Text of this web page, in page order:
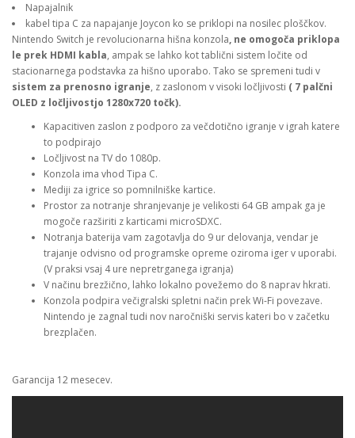
Napajalnik
kabel tipa C za napajanje Joycon ko se priklopi na nosilec ploščkov.
Nintendo Switch je revolucionarna hišna konzola, ne omogoča priklopa
le prek HDMI kabla, ampak se lahko kot tablični sistem ločite od
stacionarnega podstavka za hišno uporabo. Tako se spremeni tudi v
sistem za prenosno igranje, z zaslonom v visoki ločljivosti ( 7 palčni
OLED z ločljivostjo 1280x720 točk).
Kapacitiven zaslon z podporo za večdotično igranje v igrah katere
to podpirajo
Ločljivost na TV do 1080p.
Konzola ima vhod Tipa C.
Mediji za igrice so pomnilniške kartice.
Prostor za notranje shranjevanje je velikosti 64 GB ampak ga je
mogoče razširiti z karticami microSDXC.
Notranja baterija vam zagotavlja do 9 ur delovanja, vendar je
trajanje odvisno od programske opreme oziroma iger v uporabi.
(V praksi vsaj 4 ure nepretrganega igranja)
V načinu brezžično, lahko lokalno povežemo do 8 naprav hkrati.
Konzola podpira večigralski spletni način prek Wi-Fi povezave.
Nintendo je zagnal tudi nov naročniški servis kateri bo v začetku
brezplačen.
Garancija 12 mesecev.